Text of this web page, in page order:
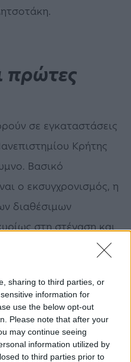
sharing to third parties, or
information for
use the below opt-out
Please note that after your
may continue seeing
information utilized by
to third parties prior to
πρώτες
σε εγκαταστάσεις
Κρήτης
Βασικό
ο εκσυγχρονισµός, η
διαθέσιµων
στη στέγαση και
δύο πόλεων.
της
(η διάρκεια
Ο προϋπολογισµός
ευρώ.